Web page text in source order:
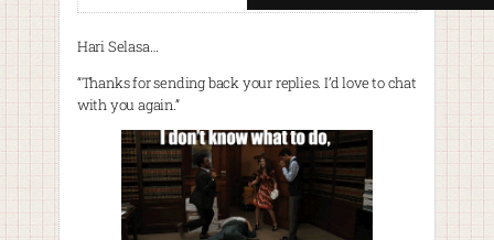
Hari Selasa…
“Thanks for sending back your replies. I’d love to chat
with you again.”